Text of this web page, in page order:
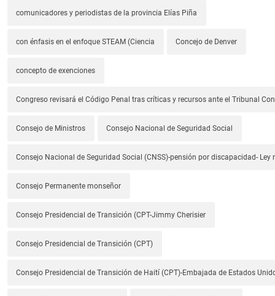
comunicadores y periodistas de la provincia Elías Piña
con énfasis en el enfoque STEAM (Ciencia Concejo de Denver
concepto de exenciones
Congreso revisará el Código Penal tras críticas y recursos ante el Tribunal
Consejo de Ministros Consejo Nacional de Seguridad Social
Consejo Nacional de Seguridad Social (CNSS)-pensión por discapacidad- Ley
Consejo Permanente monseñor
Consejo Presidencial de Transición (CPT-Jimmy Cherisier
Consejo Presidencial de Transición (CPT)
Consejo Presidencial de Transición de Haití (CPT)-Embajada de Estados